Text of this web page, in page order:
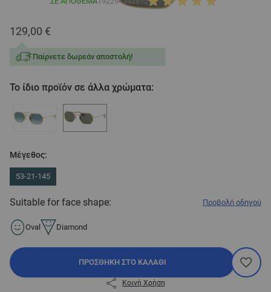
129,00 €
Παίρνετε δωρεάν αποστολή!
Το ίδιο προϊόν σε άλλα χρώματα:
Μέγεθος:
53-21-145
Suitable for face shape: Προβολή οδηγού
Oval Diamond
ΠΡΟΣΘΉΚΗ ΣΤΟ ΚΑΛΆΘΙ
Κοινή Χρήση